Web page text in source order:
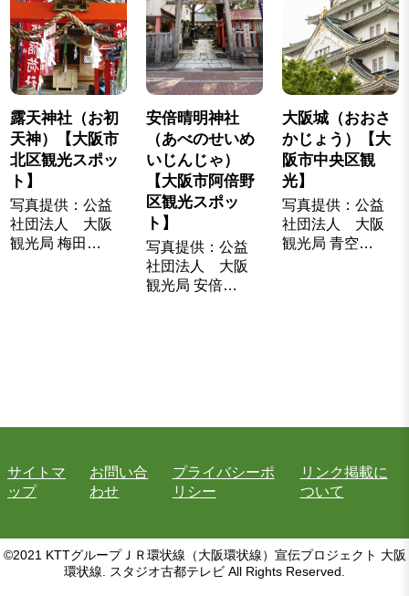
露天神社（お初
天神）【大阪市
北区観光スポッ
ト】
写真提供：公益
社団法人 大阪
観光局 梅田…
安倍晴明神社
（あべのせいめ
いじんじゃ）
【大阪市阿倍野
区観光スポッ
ト】
写真提供：公益
社団法人 大阪
観光局 安倍…
大阪城（おおさ
かじょう）【大
阪市中央区観
光】
写真提供：公益
社団法人 大阪
観光局 青空…
サイトマ
ップ
お問い合
わせ
プライバシーポ
リシー
リンク掲載に
ついて
©2021 KTTグループＪＲ環状線（大阪環状線）宣伝プロジェクト 大阪
環状線. スタジオ古都テレビ All Rights Reserved.